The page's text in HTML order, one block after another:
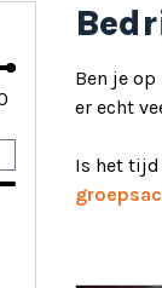
Ben je op
er echt
Is het tijd